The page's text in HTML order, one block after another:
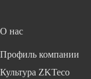
О нас
Профиль компании
Культура ZKTeco